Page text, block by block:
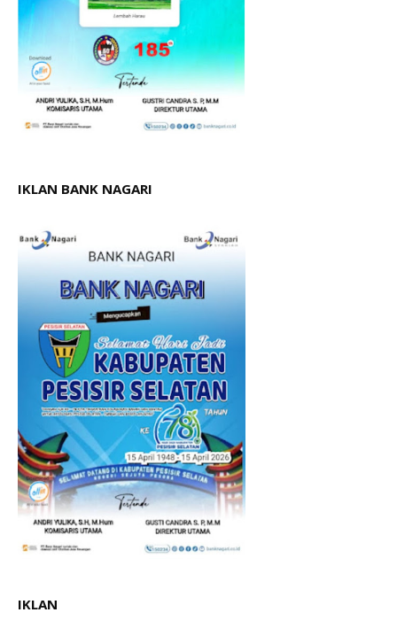
IKLAN BANK NAGARI
IKLAN